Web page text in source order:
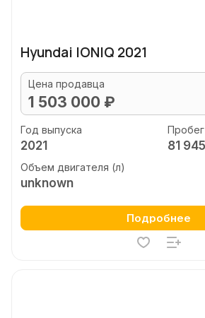
Hyundai IONIQ 2021
Цена продавца
1 503 000 ₽
Год выпуска
2021 81 945
Объем двигателя (л)
unknown
Подробнее